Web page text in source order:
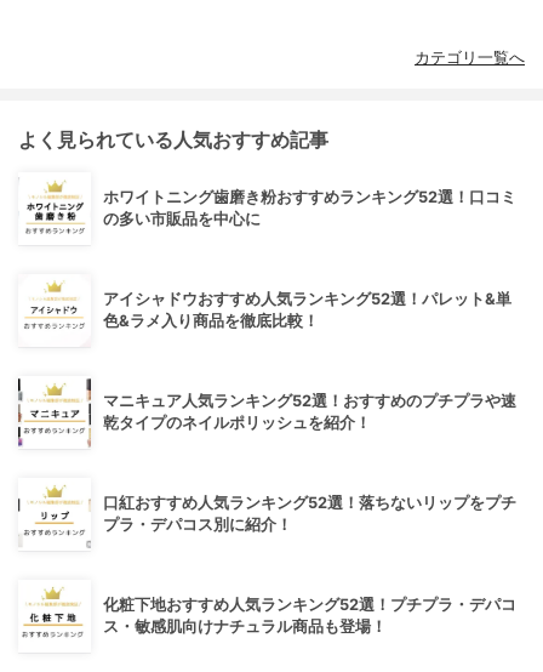
カテゴリ一覧へ
よく見られている人気おすすめ記事
ホワイトニング歯磨き粉おすすめランキング52選！口コミ
の多い市販品を中心に
アイシャドウおすすめ人気ランキング52選！パレット&単
色&ラメ入り商品を徹底比較！
マニキュア人気ランキング52選！おすすめのプチプラや速
乾タイプのネイルポリッシュを紹介！
口紅おすすめ人気ランキング52選！落ちないリップをプチ
プラ・デパコス別に紹介！
化粧下地おすすめ人気ランキング52選！プチプラ・デパコ
ス・敏感肌向けナチュラル商品も登場！